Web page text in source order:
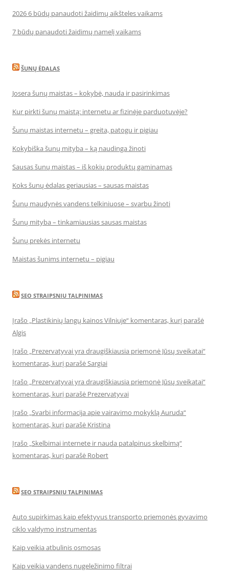
2026 6 būdų panaudoti žaidimų aikšteles vaikams
7 būdų panaudoti žaidimų namelį vaikams
ŠUNŲ ĖDALAS
Josera šunų maistas – kokybė, nauda ir pasirinkimas
Kur pirkti šunų maistą: internetu ar fizinėje parduotuvėje?
Šunų maistas internetu – greita, patogu ir pigiau
Kokybiška šunų mityba – ką naudinga žinoti
Sausas šunų maistas – iš kokių produktų gaminamas
Koks šunų ėdalas geriausias – sausas maistas
Šunų maudynės vandens telkiniuose – svarbu žinoti
Šunų mityba – tinkamiausias sausas maistas
Šunų prekės internetu
Maistas šunims internetu – pigiau
SEO STRAIPSNIU TALPINIMAS
Įrašo „Plastikinių langų kainos Vilniuje“ komentaras, kurį parašė
Algis
Įrašo „Prezervatyvai yra draugiškiausia priemonė Jūsų sveikatai“
komentaras, kurį parašė Sargiai
Įrašo „Prezervatyvai yra draugiškiausia priemonė Jūsų sveikatai“
komentaras, kurį parašė Prezervatyvai
Įrašo „Svarbi informacija apie vairavimo mokyklą Auruda“
komentaras, kurį parašė Kristina
Įrašo „Skelbimai internete ir nauda patalpinus skelbimą“
komentaras, kurį parašė Robert
SEO STRAIPSNIU TALPINIMAS
Auto supirkimas kaip efektyvus transporto priemonės gyvavimo
ciklo valdymo instrumentas
Kaip veikia atbulinis osmosas
Kaip veikia vandens nugeležinimo filtrai